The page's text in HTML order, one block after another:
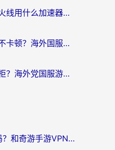
海外党必看：打穿越火线用什么加速器？解决延迟卡顿，还能玩奇妙拼图世界和第五人格
波兰怎么玩无悔华夏不卡顿？海外国服游戏加速器终极指南（附征途2萤火突击解决方案）
英国怎么玩叫我大掌柜？海外党国服游戏加速避坑指南（附实测推荐）
ChickCN VPN好用吗？和奇游手游VPN对比哪个回国效果更好？海外党亲测实用指南